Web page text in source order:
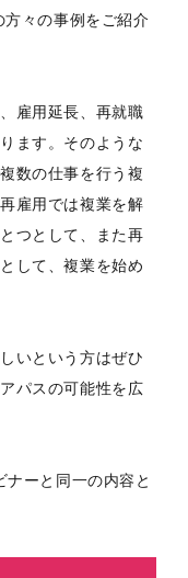
々の事例をご紹介
雇用延長、再就職
ます。そのような
数の仕事を行う複
雇用では複業を解
つとして、また再
して、複業を始め
いという方はぜひ
パスの可能性を広
ーと同一の内容と